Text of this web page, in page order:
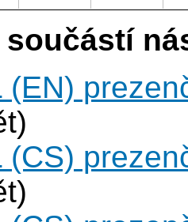
součástí
(EN)
(CS)